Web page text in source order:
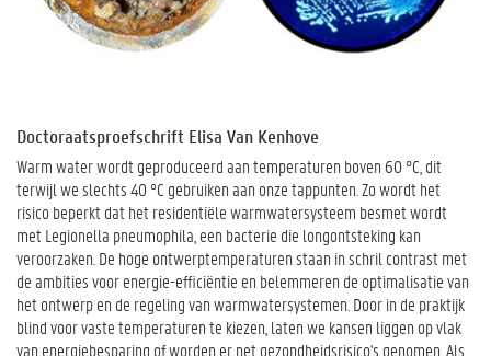
Doctoraatsproefschrift Elisa Van Kenhove
Warm water wordt geproduceerd aan temperaturen boven 60 °C, dit
terwijl we slechts 40 °C gebruiken aan onze tappunten. Zo wordt het
risico beperkt dat het residentiële warmwatersysteem besmet wordt
met Legionella pneumophila, een bacterie die longontsteking kan
veroorzaken. De hoge ontwerptemperaturen staan in schril contrast met
de ambities voor energie-efficiëntie en belemmeren de optimalisatie van
het ontwerp en de regeling van warmwatersystemen. Door in de praktijk
blind voor vaste temperaturen te kiezen, laten we kansen liggen op vlak
van energiebesparing of worden er net gezondheidsrisico's genomen. Als